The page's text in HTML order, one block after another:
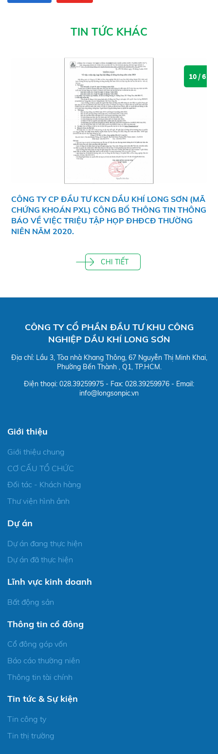
TIN TỨC KHÁC
10 / 6
CÔNG TY CP ĐẦU TƯ KCN DẦU KHÍ LONG SƠN (MÃ
CHỨNG KHOÁN PXL) CÔNG BỐ THÔNG TIN THÔNG
BÁO VỀ VIỆC TRIỆU TẬP HỌP ĐHĐCĐ THƯỜNG
NIÊN NĂM 2020.
CHI TIẾT
CÔNG TY CỔ PHẦN ĐẦU TƯ KHU CÔNG
NGHIỆP DẦU KHÍ LONG SƠN
Địa chỉ: Lầu 3, Tòa nhà Khang Thông, 67 Nguyễn Thị Minh Khai,
Phường Bến Thành , Q1, TP.HCM.
Điện thoại: 028.39259975 - Fax: 028.39259976 - Email:
info@longsonpic.vn
Giới thiệu
Giới thiệu chung
CƠ CẤU TỔ CHỨC
Đối tác - Khách hàng
Thư viện hình ảnh
Dự án
Dự án đang thực hiện
Dự án đã thực hiện
Lĩnh vực kinh doanh
Bất động sản
Thông tin cổ đông
Cổ đông góp vốn
Báo cáo thường niên
Thông tin tài chính
Tin tức & Sự kiện
Tin công ty
Tin thị trường